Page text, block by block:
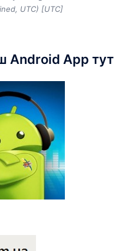
UTC) [UTC]
Android App тут